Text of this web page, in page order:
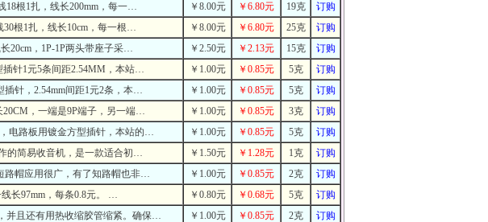
18根1扎，线长200mm，每一… ￥8.00元 ￥6.80元 19克
订购
30根1扎，线长10cm，每一根… ￥8.00元 ￥6.80元 25克
订购
20cm，1P-1P两头带座子采… ￥2.50元 ￥2.13元 15克
订购
插针1元5条间距2.54MM，本站… ￥1.00元 ￥0.85元 5克
订购
插针，2.54mm间距1元2条，本… ￥1.00元 ￥0.85元 5克
订购
20CM，一端是9P端子，另一端… ￥1.00元 ￥0.85元 3克
订购
电路板用镀金方型插针，本站的… ￥1.00元 ￥0.85元 5克
订购
的简易收音机，是一款适合初… ￥1.50元 ￥1.28元 1克
订购
路帽应用很广，有了知路帽也非… ￥1.00元 ￥0.85元 2克
订购
长97mm，每条0.8元。 … ￥0.80元 ￥0.68元 5克
订购
并且还有用热收缩胶管缩紧。确保… ￥1.00元 ￥0.85元 2克
订购